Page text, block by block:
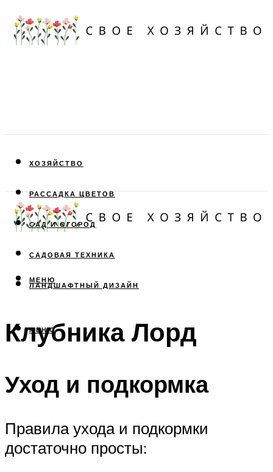
ХОЗЯЙСТВО
РАССАДКА ЦВЕТОВ
САД И ОГОРОД
САДОВАЯ ТЕХНИКА
ЛАНДШАФТНЫЙ ДИЗАЙН
МЕНЮ
МЕНЮ
Клубника Лорд
Уход и подкормка
Правила ухода и подкормки
достаточно просты: